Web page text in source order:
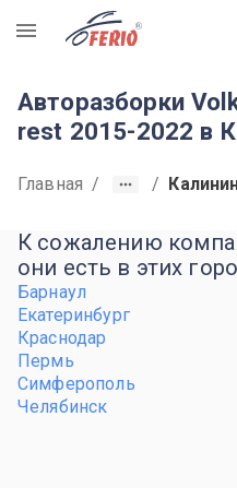
R
Авторазборки
rest 2015-2022 в
Главная / /
К сожалению
они есть в этих
Барнаул
Екатеринбург
Краснодар
Пермь
Симферополь
Челябинск